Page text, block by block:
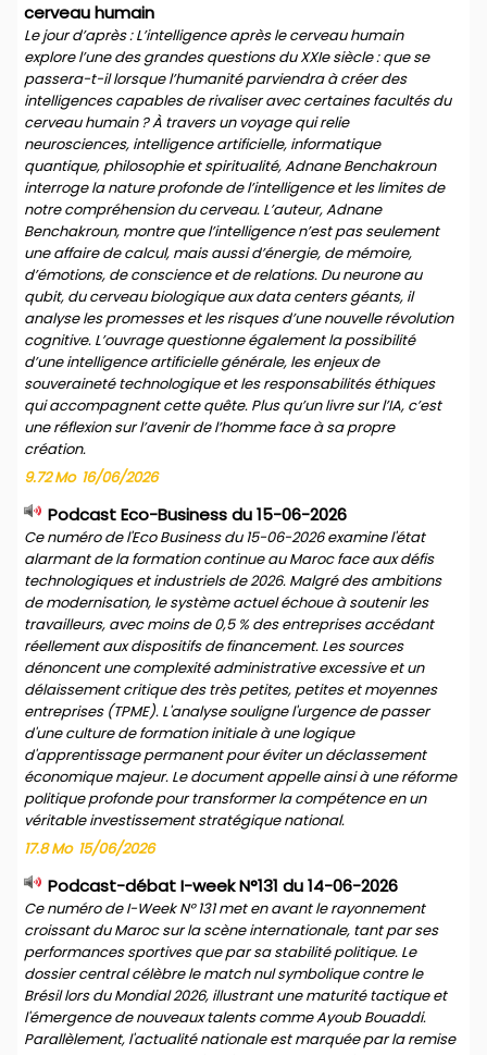
cerveau humain
Le jour d’après : L’intelligence après le cerveau humain
explore l’une des grandes questions du XXIe siècle : que se
passera-t-il lorsque l’humanité parviendra à créer des
intelligences capables de rivaliser avec certaines facultés du
cerveau humain ? À travers un voyage qui relie
neurosciences, intelligence artificielle, informatique
quantique, philosophie et spiritualité, Adnane Benchakroun
interroge la nature profonde de l’intelligence et les limites de
notre compréhension du cerveau. L’auteur, Adnane
Benchakroun, montre que l’intelligence n’est pas seulement
une affaire de calcul, mais aussi d’énergie, de mémoire,
d’émotions, de conscience et de relations. Du neurone au
qubit, du cerveau biologique aux data centers géants, il
analyse les promesses et les risques d’une nouvelle révolution
cognitive. L’ouvrage questionne également la possibilité
d’une intelligence artificielle générale, les enjeux de
souveraineté technologique et les responsabilités éthiques
qui accompagnent cette quête. Plus qu’un livre sur l’IA, c’est
une réflexion sur l’avenir de l’homme face à sa propre
création.
9.72 Mo 16/06/2026
Podcast Eco-Business du 15-06-2026
Ce numéro de l'Eco Business du 15-06-2026 examine l'état
alarmant de la formation continue au Maroc face aux défis
technologiques et industriels de 2026. Malgré des ambitions
de modernisation, le système actuel échoue à soutenir les
travailleurs, avec moins de 0,5 % des entreprises accédant
réellement aux dispositifs de financement. Les sources
dénoncent une complexité administrative excessive et un
délaissement critique des très petites, petites et moyennes
entreprises (TPME). L'analyse souligne l'urgence de passer
d'une culture de formation initiale à une logique
d'apprentissage permanent pour éviter un déclassement
économique majeur. Le document appelle ainsi à une réforme
politique profonde pour transformer la compétence en un
véritable investissement stratégique national.
17.8 Mo 15/06/2026
Podcast-débat I-week N°131 du 14-06-2026
Ce numéro de I-Week N° 131 met en avant le rayonnement
croissant du Maroc sur la scène internationale, tant par ses
performances sportives que par sa stabilité politique. Le
dossier central célèbre le match nul symbolique contre le
Brésil lors du Mondial 2026, illustrant une maturité tactique et
l'émergence de nouveaux talents comme Ayoub Bouaddi.
Parallèlement, l'actualité nationale est marquée par la remise